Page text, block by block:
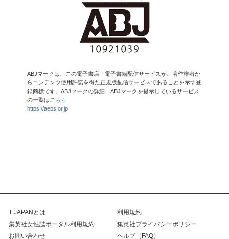
ABJマークは、この電子書店・電子書籍配信サービスが、著作権者か
らコンテンツ使用許諾を得た正規版配信サービスであることを示す登
録商標です。ABJマークの詳細、ABJマークを提示しているサービス
の一覧は こちら
https://aebs.or.jp
T JAPANとは
利用規約
集英社女性誌ポータル利用規約
集英社プライバシーポリシー
お問い合わせ
ヘルプ（FAQ）